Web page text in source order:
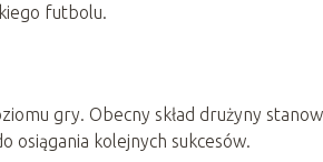
futbolu.
gry. Obecny skład drużyny
osiągania kolejnych sukcesów.